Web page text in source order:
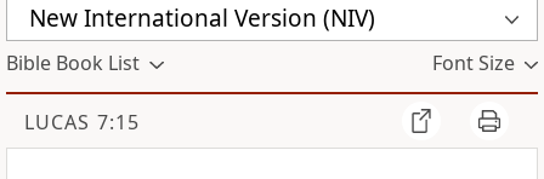
New International Version (NIV)
Bible Book List Font Size
LUCAS 7:15